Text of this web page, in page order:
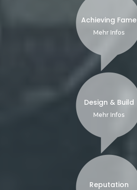
Achieving Fame
Mehr Infos
Design & Build
Mehr Infos
Reputation